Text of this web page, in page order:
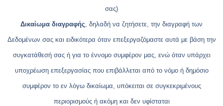
σας)
Δικαίωμα διαγραφής, δηλαδή να ζητήσετε, την διαγραφή των
Δεδομένων σας και ειδικότερα όταν επεξεργαζόμαστε αυτά με βάση την
συγκατάθεσή σας ή για το έννομο συμφέρον μας, ενώ όταν υπάρχει
υποχρέωση επεξεργασίας που επιβάλλεται από το νόμο ή δημόσιο
συμφέρον το εν λόγω δικαίωμα, υπόκειται σε συγκεκριμένους
περιορισμούς ή ακόμη και δεν υφίσταται